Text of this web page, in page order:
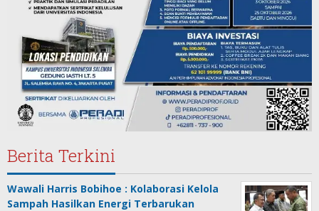
Berita Terkini
Wawali Harris Bobihoe : Kolaborasi Kelola
Sampah Hasilkan Energi Terbarukan